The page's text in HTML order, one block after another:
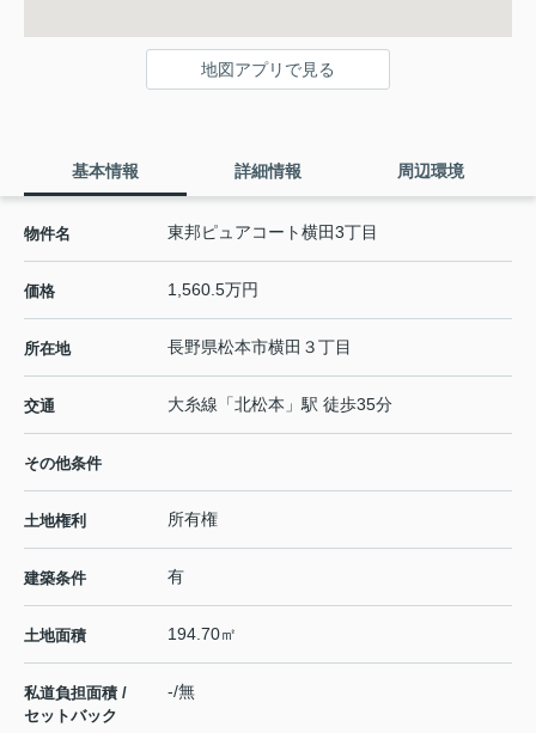
地図アプリで見る
基本情報 詳細情報 周辺環境
物件名 東邦ピュアコート横田3丁目
価格 1,560.5万円
所在地 長野県松本市横田 ３丁目
交通 大糸線 「北松本 」駅 徒歩35分
その他条件
土地権利 所有権
建築条件 有
土地面積 194.70㎡
私道負担面積 /
セットバック
-/無